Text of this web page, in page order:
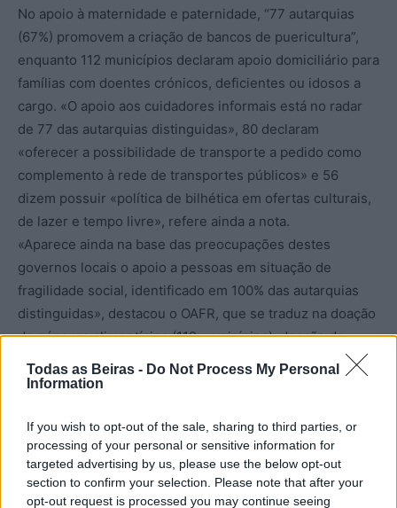
Todas as Beiras - Do Not Process My Personal
Information
If you wish to opt-out of the sale, sharing to third parties, or
processing of your personal or sensitive information for
targeted advertising by us, please use the below opt-out
section to confirm your selection. Please note that after your
opt-out request is processed you may continue seeing
No apoio à maternidade e paternidade, “77 autarquias
(67%) promovem a criação de bancos de puericultura”,
enquanto 112 municípios declaram apoio domiciliário para
famílias com doentes crónicos, deficientes ou idosos a
cargo. «O apoio aos cuidadores informais está no radar
de 77 das autarquias distinguidas», 80 declaram
«oferecer a possibilidade de transporte a pedido como
complemento à rede de transportes públicos» e 56
dizem possuir «política de bilhética em ofertas culturais,
de lazer e tempo livre», refere ainda a nota.
«Aparece ainda na base das preocupações destes
governos locais o apoio a pessoas em situação de
fragilidade social, identificado em 100% das autarquias
distinguidas», destacou o OAFR, que se traduz na doação
de géneros alimentícios (112 municípios), doação de
medicamentos (94) e despesas como água, electricidade
ou renda (113).
Famílias Numerosas, visa acompanhar, galardoar e
divulgar as melhores práticas das autarquias
portuguesas em matéria de responsabilidade familiar.
Nesta 17.ª edição responderam ao inquérito 155 dos 308